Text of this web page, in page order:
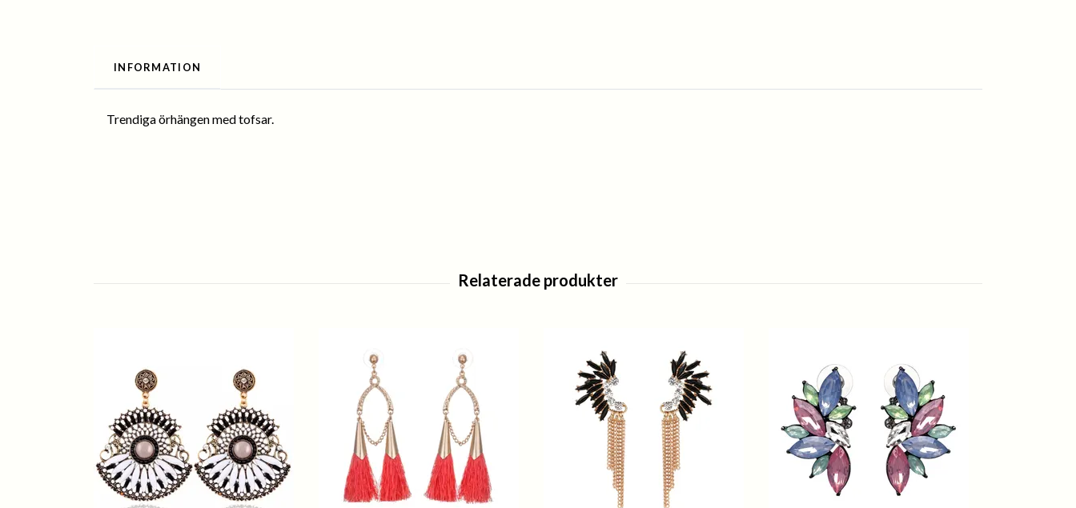
INFORMATION
Trendiga örhängen med tofsar.